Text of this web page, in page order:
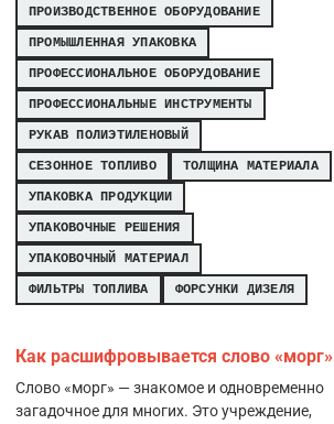
ПРОИЗВОДСТВЕННОЕ ОБОРУДОВАНИЕ
ПРОМЫШЛЕННАЯ УПАКОВКА
ПРОФЕССИОНАЛЬНОЕ ОБОРУДОВАНИЕ
ПРОФЕССИОНАЛЬНЫЕ ИНСТРУМЕНТЫ
РУКАВ ПОЛИЭТИЛЕНОВЫЙ
СЕЗОННОЕ ТОПЛИВО
ТОЛЩИНА МАТЕРИАЛА
УПАКОВКА ПРОДУКЦИИ
УПАКОВОЧНЫЕ РЕШЕНИЯ
УПАКОВОЧНЫЙ МАТЕРИАЛ
ФИЛЬТРЫ ТОПЛИВА
ФОРСУНКИ ДИЗЕЛЯ
Как расшифровывается слово «морг»
Слово «морг» — знакомое и одновременно
загадочное для многих. Это учреждение,